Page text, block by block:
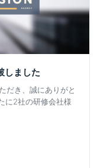
しました
だき、誠にありがと
に2社の研修会社様